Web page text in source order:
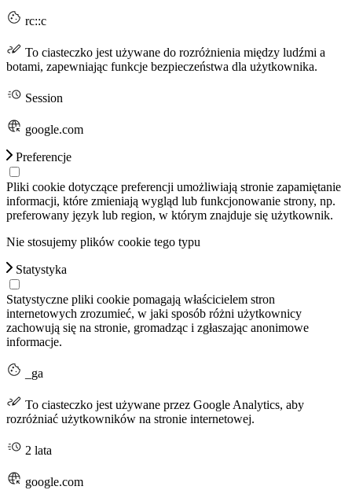
rc::c
To ciasteczko jest używane do rozróżnienia między ludźmi a
botami, zapewniając funkcje bezpieczeństwa dla użytkownika.
Session
google.com
Preferencje
Pliki cookie dotyczące preferencji umożliwiają stronie zapamiętanie
informacji, które zmieniają wygląd lub funkcjonowanie strony, np.
preferowany język lub region, w którym znajduje się użytkownik.
Nie stosujemy plików cookie tego typu
Statystyka
Statystyczne pliki cookie pomagają właścicielem stron
internetowych zrozumieć, w jaki sposób różni użytkownicy
zachowują się na stronie, gromadząc i zgłaszając anonimowe
informacje.
_ga
To ciasteczko jest używane przez Google Analytics, aby
rozróżniać użytkowników na stronie internetowej.
2 lata
google.com